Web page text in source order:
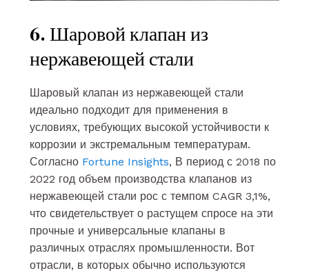
6. Шаровой клапан из
нержавеющей стали
Шаровый клапан из нержавеющей стали
идеально подходит для применения в
условиях, требующих высокой устойчивости к
коррозии и экстремальным температурам.
Согласно Fortune Insights, В период с 2018 по
2022 год объем производства клапанов из
нержавеющей стали рос с темпом CAGR 3,1%,
что свидетельствует о растущем спросе на эти
прочные и универсальные клапаны в
различных отраслях промышленности. Вот
отрасли, в которых обычно используются